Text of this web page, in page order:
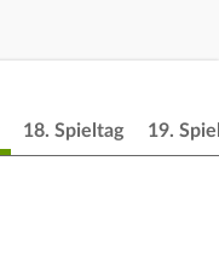
18. Spieltag 19.